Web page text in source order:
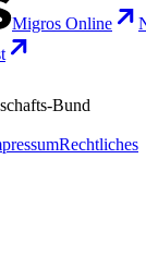
Migros Online
Bund
Rechtliches